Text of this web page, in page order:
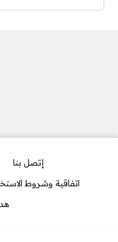
إتصل بنا
اتفاقية وشروط